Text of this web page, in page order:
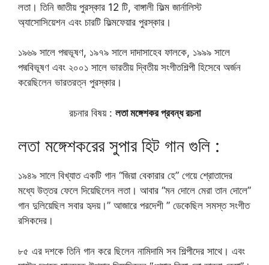
লতা। তিনি জাতীয় পুরস্কার 12 টি, বাঙ্গালী ফিল্ম জার্নালিস্ট
অ্যাসোসিয়েশন এবং চারটি ফিল্মফেয়ার পুরস্কার।
১৯৬৯ সালে পদ্মভূষণ, ১৯৭৯ সালে দাদাসাহেব ফালকে, ১৯৯৯ সালে
পদ্মবিভূষণ এবং ২০০১ সালে ভারতীয় দ্বিতীয় সংগীতশিল্পী হিসেবে অর্জন
করেছিলেন ভারতরত্ন পুরস্কার।
রচনার বিষয় : লতা মঙ্গেশকর প্রবন্ধ রচনা
লতা মঙ্গেশকরের সুপার হিট গান গুলি :
১৯৪৯ সালে বিখ্যাত একটি গান “জিয়া বেকারার হে” গেয়ে শ্রোতাদের
মধ্যে উত্তর ফেলে দিয়েছিলেন লতা। আবার “মন দোলে মেরা তান দোলে”
গান দুলিয়েছিল সবার হৃদয়।” আজারে পরদেশী ” ডেকেছিল সমস্ত সংগীত
রসিকদের।
৮৫ এর দশকে তিনি গান করে ছিলেন নামিদামি সব শিল্পীদের সাথে। এবং